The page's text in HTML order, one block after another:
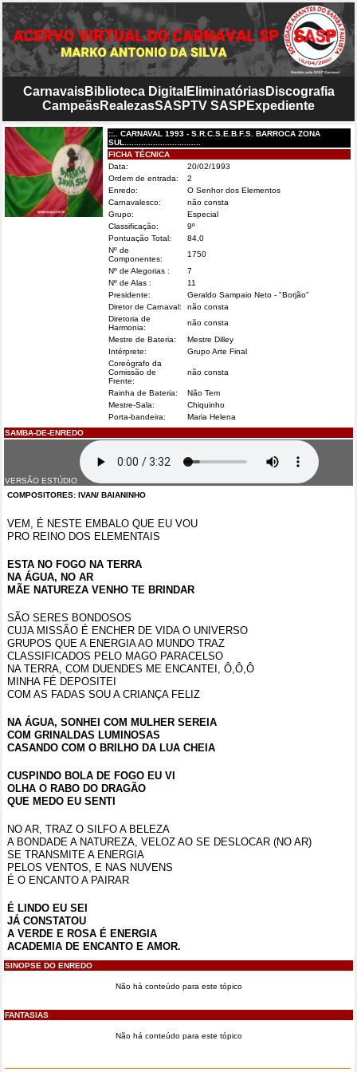
CarnavaisBiblioteca Digital EliminatóriasDiscografia
CampeãsRealezasSASPTV SASP Expediente
::.. CARNAVAL 1993 - S.R.C.S.E.B.F.S. BARROCA ZONA
SUL................................
FICHA TÉCNICA
Data:
20/02/1993
Ordem de entrada:
2
Enredo:
O Senhor dos Elementos
Carnavalesco:
não consta
Grupo:
Especial
Classificação:
9º
Pontuação Total:
84,0
Nº de
Componentes:
1750
Nº de Alegorias :
7
Nº de Alas :
11
Presidente:
Geraldo Sampaio Neto - "Borjão"
Diretor de Carnaval:
não consta
Diretoria de
Harmonia:
não consta
Mestre de Bateria:
Mestre Dilley
Intérprete:
Grupo Arte Final
Coreógrafo da
Comissão de
Frente:
não consta
Rainha de Bateria:
Não Tem
Mestre-Sala:
Chiquinho
Porta-bandeira:
Maria Helena
SAMBA-DE-ENREDO
VERSÃO ESTÚDIO
COMPOSITORES: IVAN/ BAIANINHO
VEM, É NESTE EMBALO QUE EU VOU
PRO REINO DOS ELEMENTAIS
ESTA NO FOGO NA TERRA
NA ÁGUA, NO AR
MÃE NATUREZA VENHO TE BRINDAR
SÃO SERES BONDOSOS
CUJA MISSÃO É ENCHER DE VIDA O UNIVERSO
GRUPOS QUE A ENERGIA AO MUNDO TRAZ
CLASSIFICADOS PELO MAGO PARACELSO
NA TERRA, COM DUENDES ME ENCANTEI, Ô,Ô,Ô
MINHA FÉ DEPOSITEI
COM AS FADAS SOU A CRIANÇA FELIZ
NA ÁGUA, SONHEI COM MULHER SEREIA
COM GRINALDAS LUMINOSAS
CASANDO COM O BRILHO DA LUA CHEIA
CUSPINDO BOLA DE FOGO EU VI
OLHA O RABO DO DRAGÃO
QUE MEDO EU SENTI
NO AR, TRAZ O SILFO A BELEZA
A BONDADE A NATUREZA, VELOZ AO SE DESLOCAR (NO AR)
SE TRANSMITE A ENERGIA
PELOS VENTOS, E NAS NUVENS
É O ENCANTO A PAIRAR
É LINDO EU SEI
JÁ CONSTATOU
A VERDE E ROSA É ENERGIA
ACADEMIA DE ENCANTO E AMOR.
SINOPSE DO ENREDO
Não há conteúdo para este tópico
FANTASIAS
Não há conteúdo para este tópico